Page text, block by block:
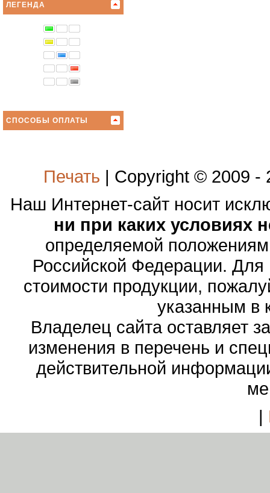
ЛЕГЕНДА
СПОСОБЫ ОПЛАТЫ
Печать | Copyright © 2009 -
Наш Интернет-сайт носит
ни при каких условиях
определяемой
Российской Федерации.
стоимости продукции,
указанным в
Владелец сайта оставляет
изменения в перечень и
действительной
|